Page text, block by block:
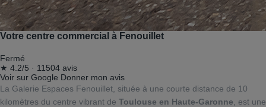
Votre centre commercial à Fenouillet
Fermé
★ 4.2/5 · 11504 avis
Voir sur Google Donner mon avis
La Galerie Espaces Fenouillet, située à une courte distance de 10
kilomètres du centre vibrant de Toulouse en Haute-Garonne , est une